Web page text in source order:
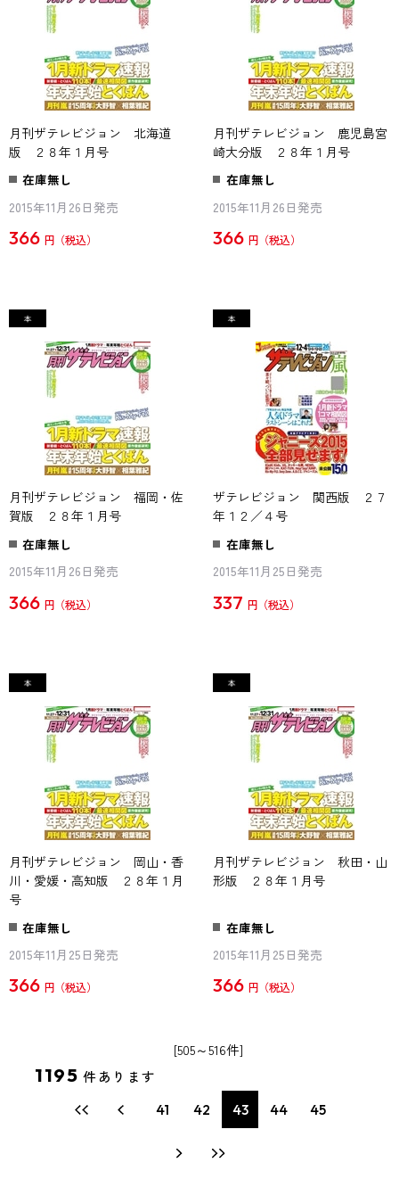
月刊ザテレビジョン 北海道
版 ２８年１月号
在庫無し
2015年11月26日発売
366 円
月刊ザテレビジョン 鹿児島宮
崎大分版 ２８年１月号
在庫無し
2015年11月26日発売
366 円
月刊ザテレビジョン 福岡・佐
賀版 ２８年１月号
在庫無し
2015年11月26日発売
366 円
ザテレビジョン 関西版 ２７
年１２／４号
在庫無し
2015年11月25日発売
337 円
月刊ザテレビジョン 岡山・香
川・愛媛・高知版 ２８年１月
号
在庫無し
2015年11月25日発売
366 円
月刊ザテレビジョン 秋田・山
形版 ２８年１月号
在庫無し
2015年11月25日発売
366 円
[505～516件]
1195 件あります
41 42 43 44 45